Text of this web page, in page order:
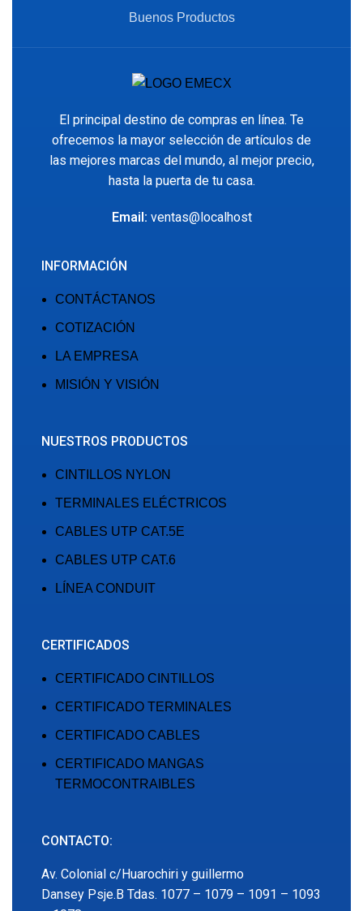
Buenos Productos
El principal destino de compras en línea. Te
ofrecemos la mayor selección de artículos de
las mejores marcas del mundo, al mejor precio,
hasta la puerta de tu casa.
Email: ventas@localhost
INFORMACIÓN
CONTÁCTANOS
COTIZACIÓN
LA EMPRESA
MISIÓN Y VISIÓN
NUESTROS PRODUCTOS
CINTILLOS NYLON
TERMINALES ELÉCTRICOS
CABLES UTP CAT.5E
CABLES UTP CAT.6
LÍNEA CONDUIT
CERTIFICADOS
CERTIFICADO CINTILLOS
CERTIFICADO TERMINALES
CERTIFICADO CABLES
CERTIFICADO MANGAS
TERMOCONTRAIBLES
CONTACTO:
Av. Colonial c/Huarochiri y guillermo
Dansey Psje.B Tdas. 1077 – 1079 – 1091 – 1093